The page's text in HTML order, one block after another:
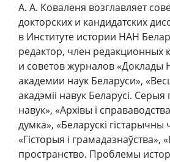
А. А. Коваленя возглавляет
докторских и кандидатских
в Институте истории НАН
редактор, член редакционных
и советов журналов «Доклады
академии наук Беларуси»,
акадэміі навук Беларусі.
навук», «Архівы і
думка», «Беларускі гістарычны
«Гісторыя і грамадазнаўства»,
пространство. Проблемы